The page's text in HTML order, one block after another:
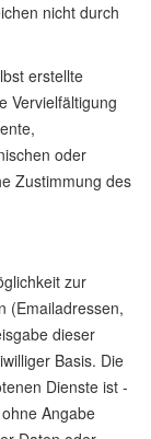
nicht durch
erstellte
Vervielfältigung
oder
Zustimmung des
zur
(Emailadressen,
dieser
Basis. Die
Dienste ist -
Angabe